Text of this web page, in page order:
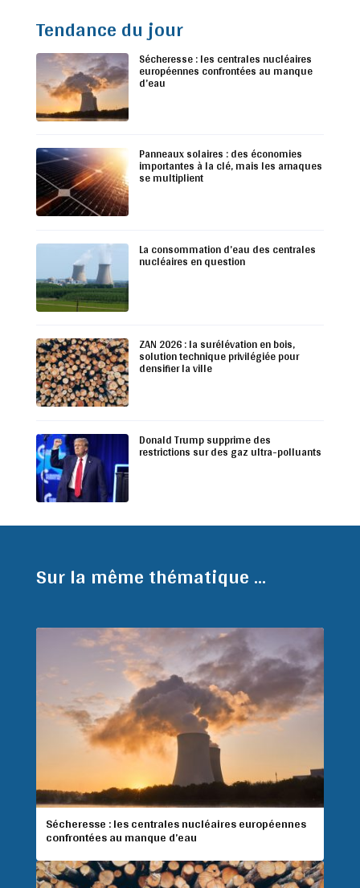
Tendance du jour
Sécheresse : les centrales nucléaires
européennes confrontées au manque
d’eau
Panneaux solaires : des économies
importantes à la clé, mais les arnaques
se multiplient
La consommation d’eau des centrales
nucléaires en question
ZAN 2026 : la surélévation en bois,
solution technique privilégiée pour
densifier la ville
Donald Trump supprime des
restrictions sur des gaz ultra-polluants
Sur la même thématique ...
Sécheresse : les centrales nucléaires européennes
confrontées au manque d’eau